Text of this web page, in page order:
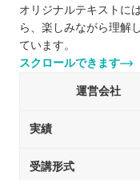
オリジナルテキストに
ら、楽しみながら理解
ています。
スクロールできます
運営会社
実績
受講形式